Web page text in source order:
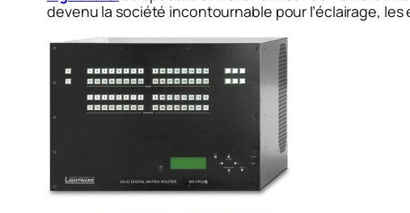
devenu la société incontournable pour l’éclairage,